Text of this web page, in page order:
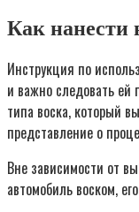
Как нанести
Инструкция по
и важно следовать ей
типа воска, который
представление о
Вне зависимости от
автомобиль воском,